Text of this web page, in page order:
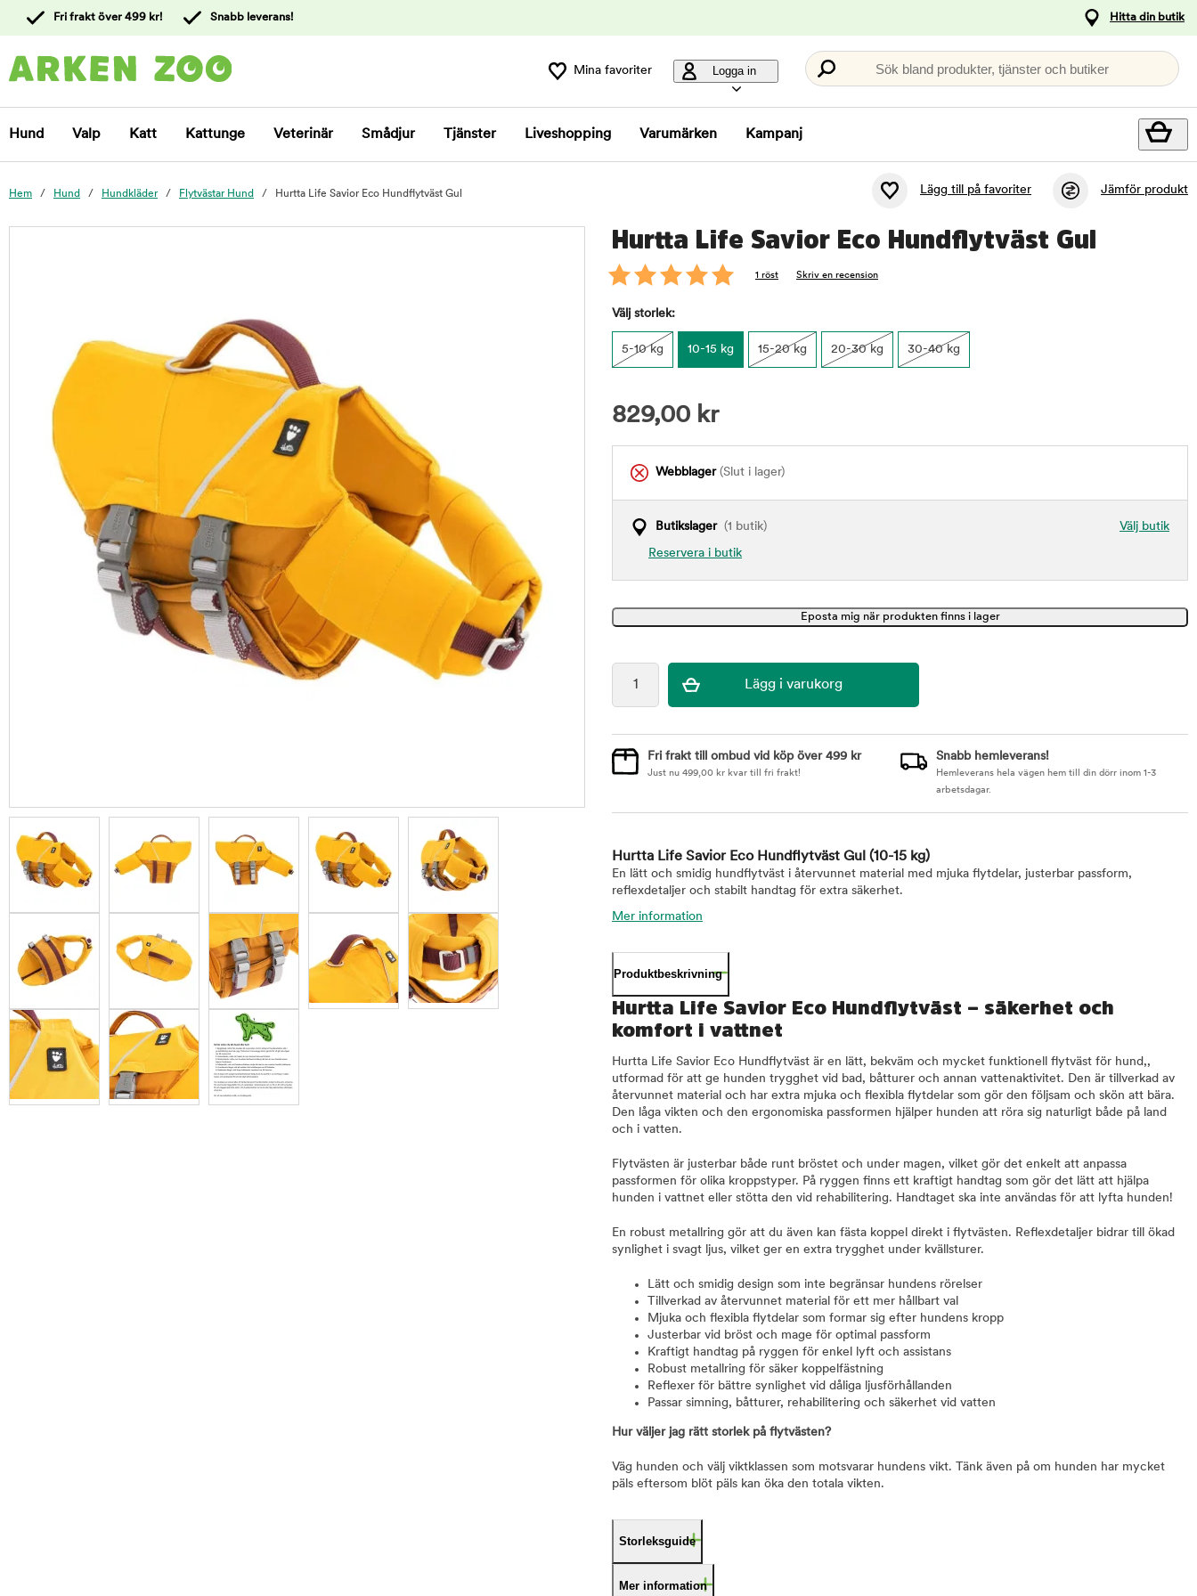
kundtjänst
Fri frakt över 499 kr! Snabb leverans! Hitta din butik
Mina favoriter Logga in Sök bland produkter, tjänster och butiker
Hund Valp Katt Kattunge Veterinär Smådjur Tjänster Liveshopping Varumärken Kampanj
Hem Hund Hundkläder Flytvästar Hund Hurtta Life Savior Eco Hundflytväst Gul Lägg till på favoriter Jämför produkt
Hurtta Life Savior Eco Hundflytväst Gul
1 röst Skriv en recension
Välj storlek:
5-10 kg 10-15 kg 15-20 kg 20-30 kg 30-40 kg
829,00 kr
Webblager(Slut i lager)
Välj butik
Butikslager(1 butik)
Reservera i butik
Fri frakt till ombud vid köp över 499 kr
Just nu 499,00 kr kvar till fri frakt!
Snabb hemleverans!
Hemleverans hela vägen hem till din dörr inom 1-3
arbetsdagar.
Hurtta Life Savior Eco Hundflytväst Gul (10-15 kg)
En lätt och smidig hundflytväst i återvunnet material med mjuka flytdelar, justerbar passform,
reflexdetaljer och stabilt handtag för extra säkerhet.
Mer information
Produktbeskrivning
Hurtta Life Savior Eco Hundflytväst – säkerhet och
komfort i vattnet
Hurtta Life Savior Eco Hundflytväst är en lätt, bekväm och mycket funktionell flytväst för hund,,
utformad för att ge hunden trygghet vid bad, båtturer och annan vattenaktivitet. Den är tillverkad av
återvunnet material och har extra mjuka och flexibla flytdelar som gör den följsam och skön att bära.
Den låga vikten och den ergonomiska passformen hjälper hunden att röra sig naturligt både på land
och i vatten.
Flytvästen är justerbar både runt bröstet och under magen, vilket gör det enkelt att anpassa
passformen för olika kroppstyper. På ryggen finns ett kraftigt handtag som gör det lätt att hjälpa
hunden i vattnet eller stötta den vid rehabilitering. Handtaget ska inte användas för att lyfta hunden!
En robust metallring gör att du även kan fästa koppel direkt i flytvästen. Reflexdetaljer bidrar till ökad
synlighet i svagt ljus, vilket ger en extra trygghet under kvällsturer.
Lätt och smidig design som inte begränsar hundens rörelser
Tillverkad av återvunnet material för ett mer hållbart val
Mjuka och flexibla flytdelar som formar sig efter hundens kropp
Justerbar vid bröst och mage för optimal passform
Kraftigt handtag på ryggen för enkel lyft och assistans
Robust metallring för säker koppelfästning
Reflexer för bättre synlighet vid dåliga ljusförhållanden
Passar simning, båtturer, rehabilitering och säkerhet vid vatten
Hur väljer jag rätt storlek på flytvästen?
Väg hunden och välj viktklassen som motsvarar hundens vikt. Tänk även på om hunden har mycket
päls eftersom blöt päls kan öka den totala vikten.
Storleksguide
Mer information